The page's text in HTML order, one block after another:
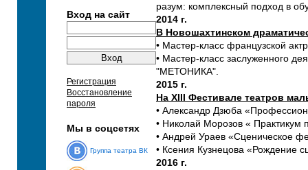
Вход на сайт
Регистрация
Восстановление
пароля
Мы в соцсетях
Группа театра ВК
разум: комплексный подход в
2014 г.
В Новошахтинском
• Мастер-класс французской
• Мастер-класс заслуженного
"МЕТОНИКА".
2015 г.
На XIII Фестивале театров
• Александр Дзюба
• Николай Морозов « Практикум
• Андрей Ураев «Сценическое
• Ксения Кузнецова «Рождение
2016 г.